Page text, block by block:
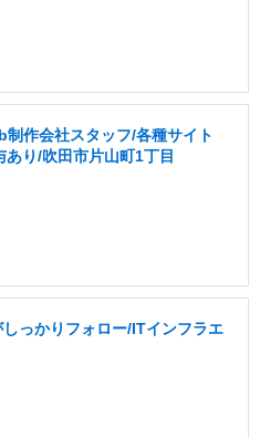
制作会社スタッフ/各種サイト
り/吹田市片山町1丁目
っかりフォロー/ITインフラエ